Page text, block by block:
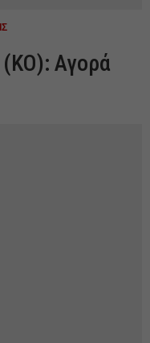
Αγορά